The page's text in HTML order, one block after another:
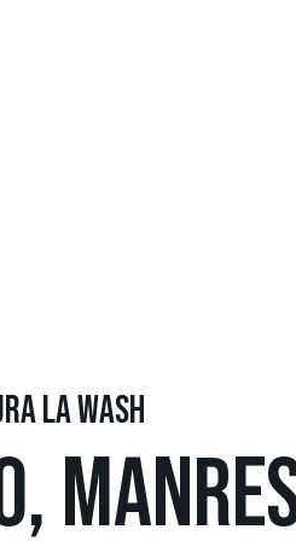
LA WASH